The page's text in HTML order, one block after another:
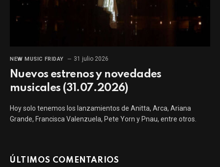
NEW MUSIC FRIDAY 31 julio 2026
Nuevos estrenos y novedades
musicales (31.07.2026)
Hoy solo tenemos los lanzamientos de Anitta, Arca, Ariana
Grande, Francisca Valenzuela, Pete Yorn y Pnau, entre otros.
ÚLTIMOS COMENTARIOS